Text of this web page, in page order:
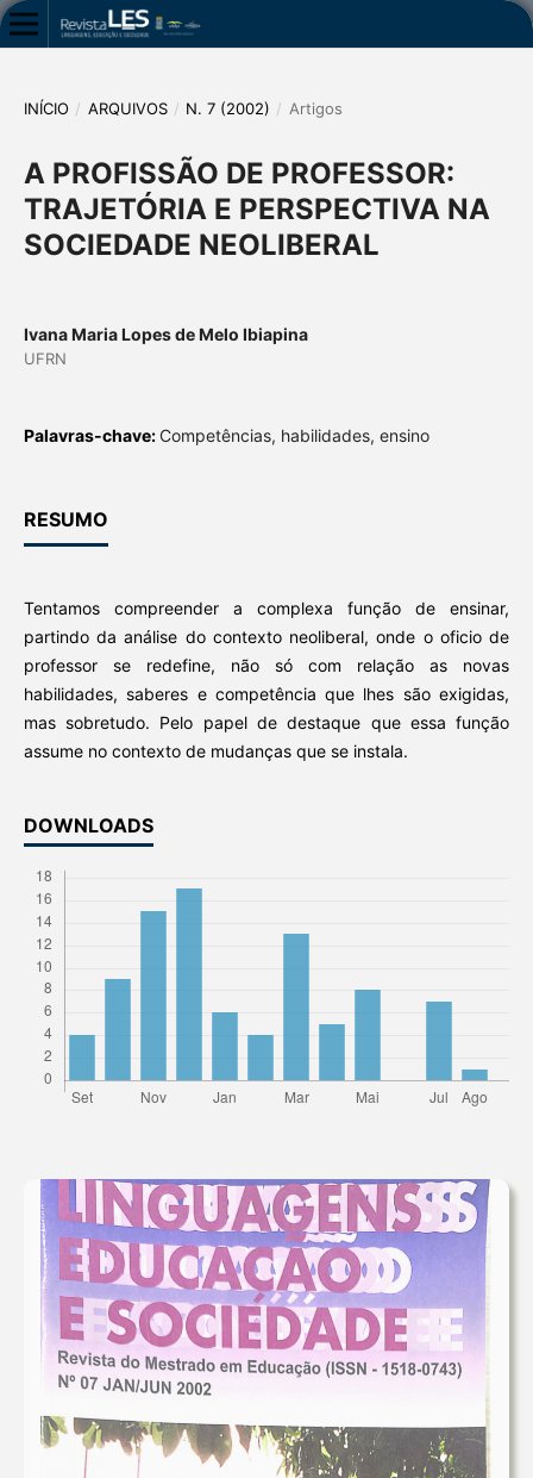
INÍCIO / ARQUIVOS / N. 7 (2002) / Artigos
A PROFISSÃO DE PROFESSOR:
TRAJETÓRIA E PERSPECTIVA NA
SOCIEDADE NEOLIBERAL
Ivana Maria Lopes de Melo Ibiapina
UFRN
Palavras-chave: Competências, habilidades, ensino
RESUMO
Tentamos compreender a complexa função de ensinar,
partindo da análise do contexto neoliberal, onde o oficio de
professor se redefine, não só com relação as novas
habilidades, saberes e competência que lhes são exigidas,
mas sobretudo. Pelo papel de destaque que essa função
assume no contexto de mudanças que se instala.
DOWNLOADS